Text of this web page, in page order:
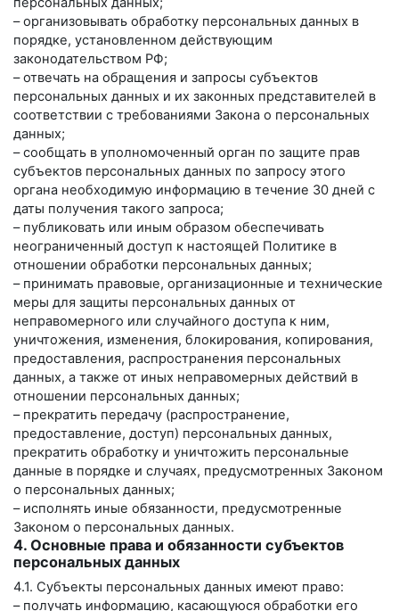
– организовывать обработку персональных данных в
порядке, установленном действующим
законодательством РФ;
– отвечать на обращения и запросы субъектов
персональных данных и их законных представителей в
соответствии с требованиями Закона о персональных
данных;
– сообщать в уполномоченный орган по защите прав
субъектов персональных данных по запросу этого
органа необходимую информацию в течение 30 дней с
даты получения такого запроса;
– публиковать или иным образом обеспечивать
неограниченный доступ к настоящей Политике в
отношении обработки персональных данных;
– принимать правовые, организационные и технические
меры для защиты персональных данных от
неправомерного или случайного доступа к ним,
уничтожения, изменения, блокирования, копирования,
предоставления, распространения персональных
данных, а также от иных неправомерных действий в
отношении персональных данных;
– прекратить передачу (распространение,
предоставление, доступ) персональных данных,
прекратить обработку и уничтожить персональные
данные в порядке и случаях, предусмотренных Законом
о персональных данных;
– исполнять иные обязанности, предусмотренные
Законом о персональных данных.
4. Основные права и обязанности субъектов
персональных данных
4.1. Субъекты персональных данных имеют право:
– получать информацию, касающуюся обработки его